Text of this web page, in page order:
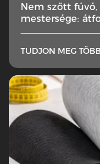
Nem szőtt
mestersége:
TUDJON MEG